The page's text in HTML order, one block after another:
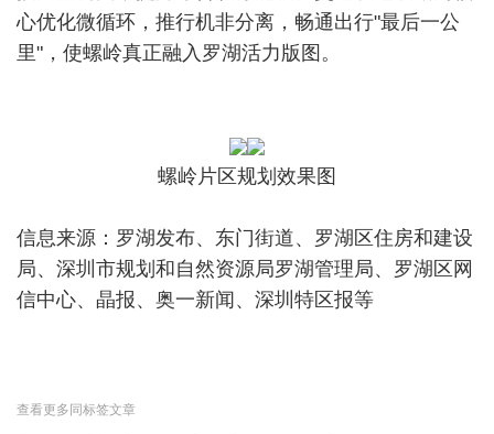
心优化微循环，推行机非分离，畅通出行"最后一公
里"，使螺岭真正融入罗湖活力版图。
螺岭片区规划效果图
信息来源：罗湖发布、东门街道、罗湖区住房和建设
局、深圳市规划和自然资源局罗湖管理局、罗湖区网
信中心、晶报、奥一新闻、深圳特区报等
查看更多同标签文章